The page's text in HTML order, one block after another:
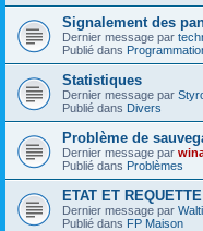
Signalement des
Dernier message par
Publié dans
Statistiques
Dernier message par
Publié dans Divers
Problème de
Dernier message par
Publié dans Problèmes
ETAT ET
Dernier message par
Publié dans FP Maison